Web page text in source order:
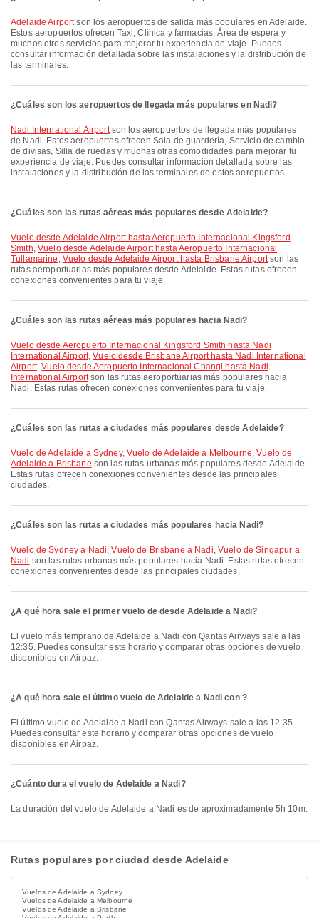
Adelaide Airportson los aeropuertos de salida más populares en Adelaide.
Estos aeropuertos ofrecen Taxi, Clínica y farmacias, Área de espera y
muchos otros servicios para mejorar tu experiencia de viaje. Puedes
consultar información detallada sobre las instalaciones y la distribución de
las terminales.
¿Cuáles son los aeropuertos de llegada más populares en Nadi?
Nadi International Airportson los aeropuertos de llegada más populares
de Nadi. Estos aeropuertos ofrecen Sala de guardería, Servicio de cambio
de divisas, Silla de ruedas y muchas otras comodidades para mejorar tu
experiencia de viaje. Puedes consultar información detallada sobre las
instalaciones y la distribución de las terminales de estos aeropuertos.
¿Cuáles son las rutas aéreas más populares desde Adelaide?
Vuelo desde Adelaide Airport hasta Aeropuerto Internacional Kingsford
Smith, Vuelo desde Adelaide Airport hasta Aeropuerto Internacional
Tullamarine , Vuelo desde Adelaide Airport hasta Brisbane Airportson las
rutas aeroportuarias más populares desde Adelaide. Estas rutas ofrecen
conexiones convenientes para tu viaje.
¿Cuáles son las rutas aéreas más populares hacia Nadi?
Vuelo desde Aeropuerto Internacional Kingsford Smith hasta Nadi
International Airport,Vuelo desde Brisbane Airport hasta Nadi International
Airport,Vuelo desde Aeropuerto Internacional Changi hasta Nadi
International Airportson las rutas aeroportuarias más populares hacia
Nadi. Estas rutas ofrecen conexiones convenientes para tu viaje.
¿Cuáles son las rutas a ciudades más populares desde Adelaide?
Vuelo de Adelaide a Sydney, Vuelo de Adelaide a Melbourne,Vuelo de
Adelaide a Brisbane son las rutas urbanas más populares desde Adelaide.
Estas rutas ofrecen conexiones convenientes desde las principales
ciudades.
¿Cuáles son las rutas a ciudades más populares hacia Nadi?
Vuelo de Sydney a Nadi,Vuelo de Brisbane a Nadi,Vuelo de Singapur a
Nadi son las rutas urbanas más populares hacia Nadi. Estas rutas ofrecen
conexiones convenientes desde las principales ciudades.
¿A qué hora sale el primer vuelo de desde Adelaide a Nadi?
El vuelo más temprano de Adelaide a Nadi con Qantas Airways sale a las
12:35. Puedes consultar este horario y comparar otras opciones de vuelo
disponibles en Airpaz.
¿A qué hora sale el último vuelo de Adelaide a Nadi con ?
El último vuelo de Adelaide a Nadi con Qantas Airways sale a las 12:35.
Puedes consultar este horario y comparar otras opciones de vuelo
disponibles en Airpaz.
¿Cuánto dura el vuelo de Adelaide a Nadi?
La duración del vuelo de Adelaide a Nadi es de aproximadamente 5h 10m.
Rutas populares por ciudad desde Adelaide
Vuelos de Adelaide a Sydney
Vuelos de Adelaide a Melbourne
Vuelos de Adelaide a Brisbane